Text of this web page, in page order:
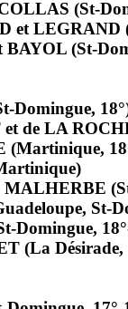
(St-
et LEGRAND
(St-
Domingue,
de LA
(Martinique,
St-
Domingue,
(La Désirade,